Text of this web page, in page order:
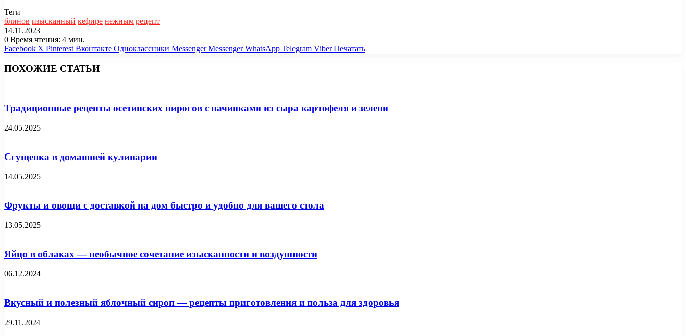
Теги
блинов изысканный кефире нежным рецепт
14.11.2023
0 Время чтения: 4 мин.
Facebook X Pinterest Вконтакте Одноклассники Messenger Messenger WhatsApp Telegram Viber Печатать
ПОХОЖИЕ СТАТЬИ
Традиционные рецепты осетинских пирогов с начинками из сыра картофеля и зелени
24.05.2025
Сгущенка в домашней кулинарии
14.05.2025
Фрукты и овощи с доставкой на дом быстро и удобно для вашего стола
13.05.2025
Яйцо в облаках — необычное сочетание изысканности и воздушности
06.12.2024
Вкусный и полезный яблочный сироп — рецепты приготовления и польза для здоровья
29.11.2024